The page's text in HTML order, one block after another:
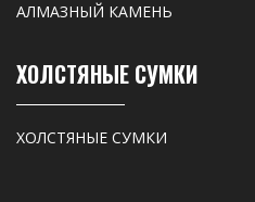
АЛМАЗНЫЙ КАМЕНЬ
ХОЛСТЯНЫЕ СУМКИ
ХОЛСТЯНЫЕ СУМКИ